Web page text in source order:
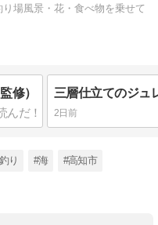
場風景・花・食べ物を乗せて
修） 三層仕立てのジュ
2日前
り #海 #高知市